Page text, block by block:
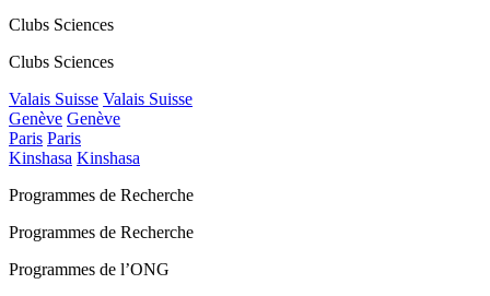
Clubs Sciences
Clubs Sciences
Valais Suisse Valais Suisse
Genève Genève
Paris Paris
Kinshasa Kinshasa
Programmes de Recherche
Programmes de Recherche
Programmes de l’ONG